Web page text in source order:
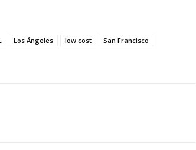
Los Ángeles low cost
San Francisco